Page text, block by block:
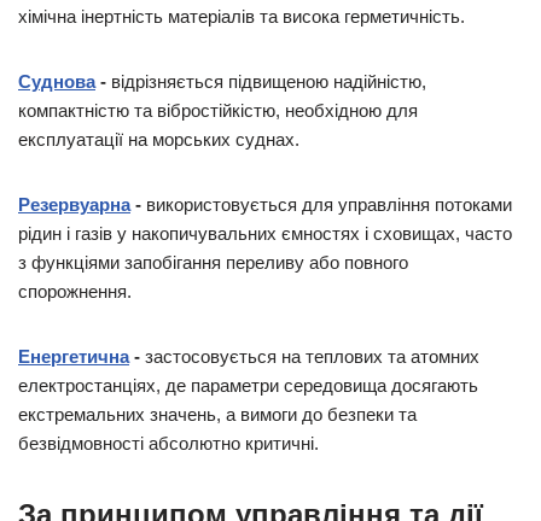
хімічна інертність матеріалів та висока герметичність.
Суднова- відрізняється підвищеною надійністю,
компактністю та вібростійкістю, необхідною для
експлуатації на морських суднах.
Резервуарна- використовується для управління потоками
рідин і газів у накопичувальних ємностях і сховищах, часто
з функціями запобігання переливу або повного
спорожнення.
Енергетична- застосовується на теплових та атомних
електростанціях, де параметри середовища досягають
екстремальних значень, а вимоги до безпеки та
безвідмовності абсолютно критичні.
За принципом управління та дії